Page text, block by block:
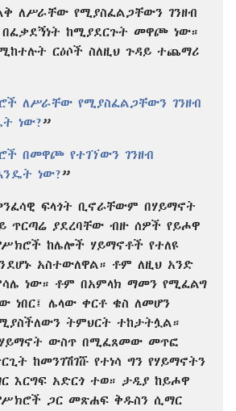
ለሥራቸው የሚያስፈልጋቸውን ገንዘብ
በፈቃደኝነት ከሚያደርጉት መዋጮ ነው።
ርዕሶች ስለዚህ ጉዳይ ተጨማሪ
ለሥራቸው የሚያስፈልጋቸውን ገንዘብ
ነው?”
በመዋጮ የተገኘውን ገንዘብ
ነው?”
ፍላጎት ቢኖራቸውም በሃይማኖት
ጥርጣሬ ያደረባቸው ብዙ ሰዎች የይሖዋ
ከሌሎች ሃይማኖቶች የተለዩ
አስተውለዋል። ቶም ለዚህ አንድ
ነው። ቶም በአምላክ ማመን የሚፈልግ
ነበር፤ ሌላው ቀርቶ ቄስ ለመሆን
ትምህርት ተከታትሏል።
ውስጥ በሚፈጸመው መጥፎ
ከመንገሽገሹ የተነሳ ግን የሃይማኖትን
እርግፍ አድርጎ ተወ። ታዲያ ከይሖዋ
ጋር መጽሐፍ ቅዱስን ሲማር